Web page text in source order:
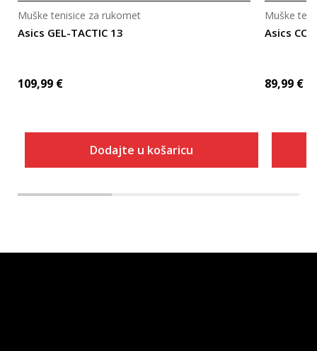
Asics GEL-TACTIC 13
Muške tenisice za rukomet
109,99 €
Dodajte u košaricu
Asics
Muške
89,99 €